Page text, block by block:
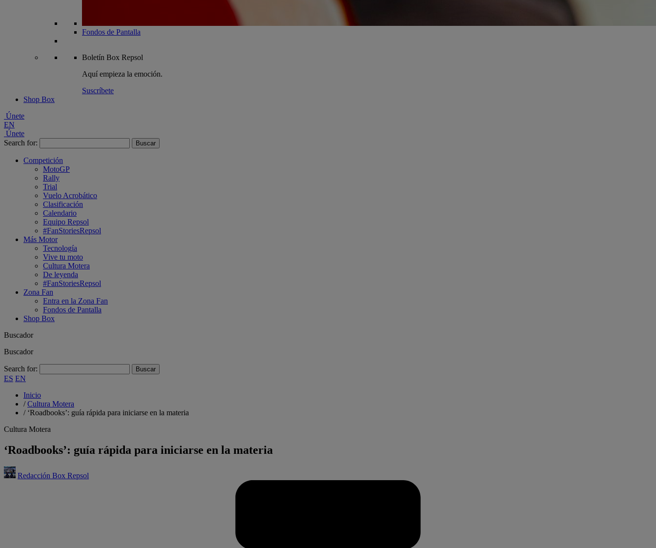
Fondos de Pantalla
Boletín Box Repsol
Aquí empieza la emoción.
Suscríbete
Shop Box
Únete
EN
Únete
Search for:
Competición
MotoGP
Rally
Trial
Vuelo Acrobático
Clasificación
Calendario
Equipo Repsol
#FanStoriesRepsol
Más Motor
Tecnología
Vive tu moto
Cultura Motera
De leyenda
#FanStoriesRepsol
Zona Fan
Entra en la Zona Fan
Fondos de Pantalla
Shop Box
Buscador
Buscador
Search for:
ES EN
Inicio
/Cultura Motera
/ ‘Roadbooks’: guía rápida para iniciarse en la materia
Cultura Motera
‘Roadbooks’: guía rápida para iniciarse en la materia
Redacción Box Repsol